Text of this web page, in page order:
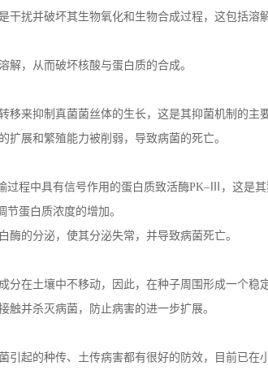
干扰并破坏其生物氧化和生物合成过程，这包括溶
，从而破坏核酸与蛋白质的合成。
来抑制真菌菌丝体的生长，这是其抑菌机制的主要
展和繁殖能力被削弱，导致病菌的死亡。
程中具有信号作用的蛋白质致活酶PK–Ⅲ，这是其
蛋白质浓度的增加。
的分泌，使其分泌失常，并导致病菌死亡。
在土壤中不移动，因此，在种子周围形成一个稳
并杀灭病菌，防止病害的进一步扩展。
引起的种传、土传病害都有很好的防效，目前已在